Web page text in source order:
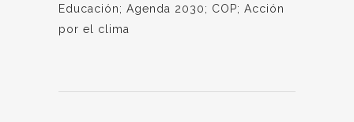
Educación; Agenda 2030; COP; Acción
por el clima